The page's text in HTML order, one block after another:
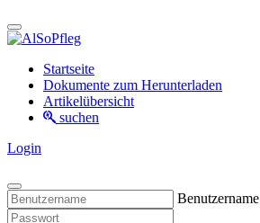
Startseite
Dokumente zum Herunterladen
Artikelübersicht
suchen
Login
Benutzername